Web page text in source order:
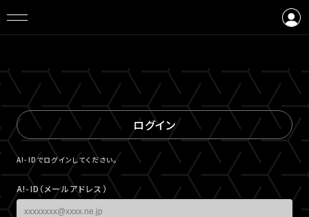
ログイン
A!-IDでログインしてください。
A!-ID（メールアドレス）